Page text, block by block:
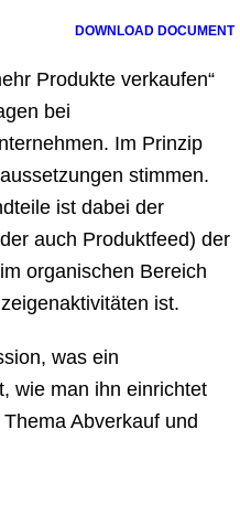
DOWNLOAD DOCUMENT
Produkte verkaufen“
bei
Im Prinzip
stimmen.
ist dabei der
auch Produktfeed) der
organischen Bereich
ist.
was ein
wie man ihn einrichtet
Abverkauf und